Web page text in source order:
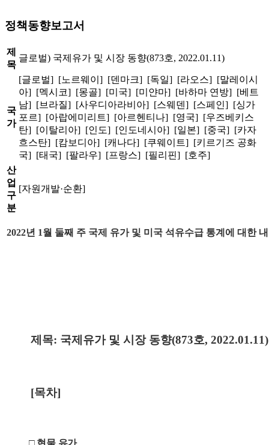
정책동향보고서
제
목
글로벌) 국제유가 및 시장 동향(873호, 2022.01.11)
국
가
[글로벌] [노르웨이] [덴마크] [독일] [라오스] [말레이시
아] [멕시코] [몽골] [미국] [미얀마] [바하마 연방] [베트
남] [브라질] [사우디아라비아] [스웨덴] [스페인] [싱가
포르] [아랍에미리트] [아르헨티나] [영국] [우즈베키스
탄] [이탈리아] [인도] [인도네시아] [일본] [중국] [카자
흐스탄] [캄보디아] [캐나다] [쿠웨이트] [키르기즈 공화
국] [태국] [팔라우] [프랑스] [필리핀] [호주]
산
업
구
분
[자원개발·순환]
2022년 1월 둘째 주 국제 유가 및 미국 석유수급 통계에 대한
제목: 국제유가 및 시장 동향(873호, 2022.01.11)
[목차]